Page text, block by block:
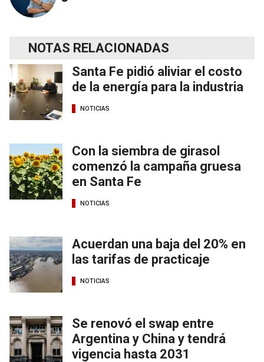
NOTAS RELACIONADAS
Santa Fe pidió aliviar el costo
de la energía para la industria
NOTICIAS
Con la siembra de girasol
comenzó la campaña gruesa
en Santa Fe
NOTICIAS
Acuerdan una baja del 20% en
las tarifas de practicaje
NOTICIAS
Se renovó el swap entre
Argentina y China y tendrá
vigencia hasta 2031